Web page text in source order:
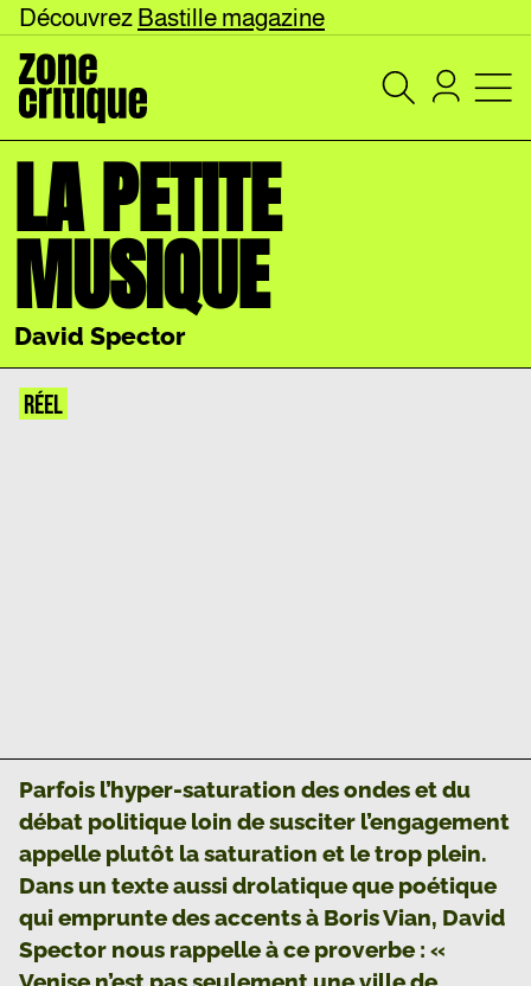
Découvrez Bastille magazine
LA PETITE
MUSIQUE
David Spector
RÉEL
Parfois l’hyper-saturation des ondes et du
débat politique loin de susciter l’engagement
appelle plutôt la saturation et le trop plein.
Dans un texte aussi drolatique que poétique
qui emprunte des accents à Boris Vian, David
Spector nous rappelle à ce proverbe : «